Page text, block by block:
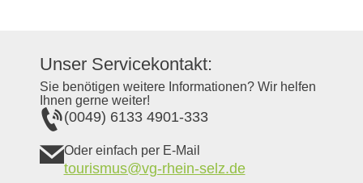
Unser Servicekontakt:
Sie benötigen weitere Informationen? Wir helfen
Ihnen gerne weiter!
(0049) 6133 4901-333
Oder einfach per E-Mail
tourismus@vg-rhein-selz.de